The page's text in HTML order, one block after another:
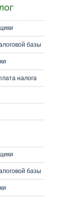
базы
налога
базы